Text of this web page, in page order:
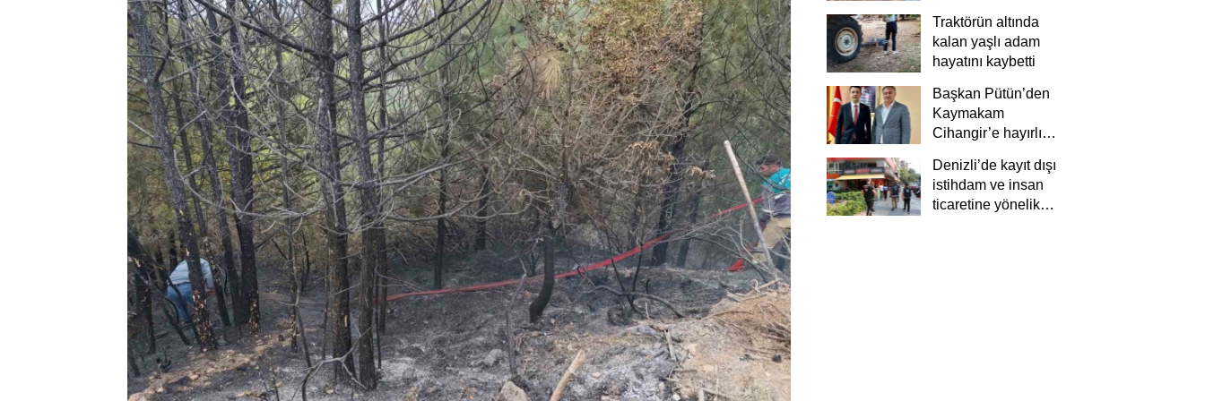
Traktörün altında
kalan yaşlı adam
hayatını kaybetti
Başkan Pütün’den
Kaymakam
Cihangir’e hayırlı
Denizli’de kayıt dışı
istihdam ve insan
ticaretine yönelik